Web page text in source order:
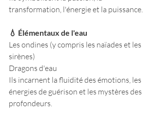
transformation, l'énergie et la puissance.
💧 Élémentaux de l'eau
Les ondines (y compris les naïades et les
sirènes)
Dragons d'eau
Ils incarnent la fluidité des émotions, les
énergies de guérison et les mystères des
profondeurs.